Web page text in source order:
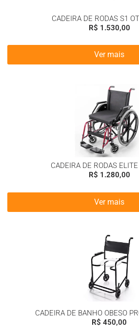
CADEIRA DE RODAS S1
R$ 1.530,00
Ver mais
CADEIRA DE RODAS
R$ 1.280,00
Ver mais
CADEIRA DE BANHO OBESO
R$ 450,00